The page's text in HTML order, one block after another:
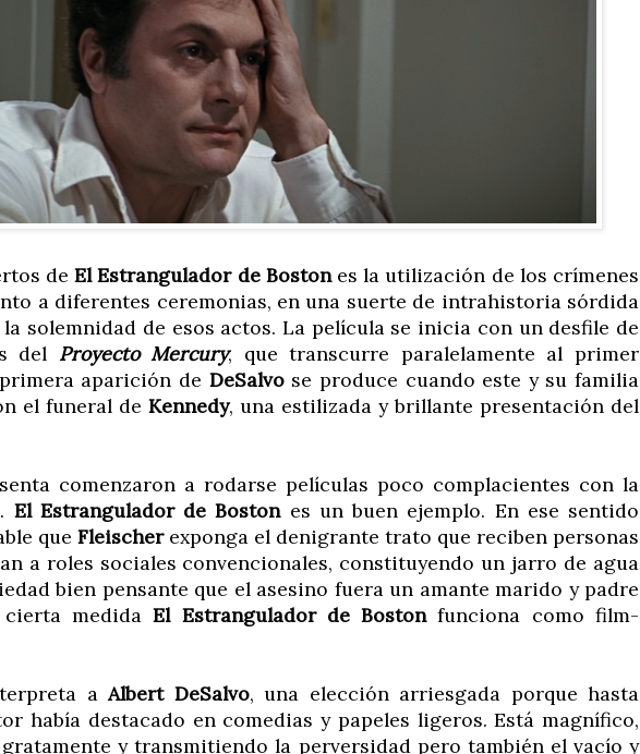
deEl Estrangulador de Bostones la utilización de los crímenes
a diferentes ceremonias, en una suerte de intrahistoria sórdida
solemnidad de esos actos. La película se inicia con un desfile de
del Proyecto Mercury, que transcurre paralelamente al primer
aparición de DeSalvose produce cuando este y su familia
el funeral de Kennedy, una estilizada y brillante presentación del
comenzaron a rodarse películas poco complacientes con la
El Estrangulador de Bostones un buen ejemplo. En ese sentido
que Fleischerexponga el denigrante trato que reciben personas
a roles sociales convencionales, constituyendo un jarro de agua
bien pensante que el asesino fuera un amante marido y padre
cierta medidaEl Estrangulador de Bostonfunciona como film-
aAlbert DeSalvo, una elección arriesgada porque hasta
había destacado en comedias y papeles ligeros. Está magnífico,
y transmitiendo la perversidad pero también el vacío y